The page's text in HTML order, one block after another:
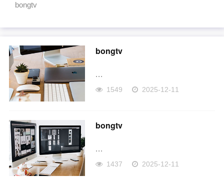
bongtv
bongtv
...
1549 2025-12-11
bongtv
...
1437 2025-12-11